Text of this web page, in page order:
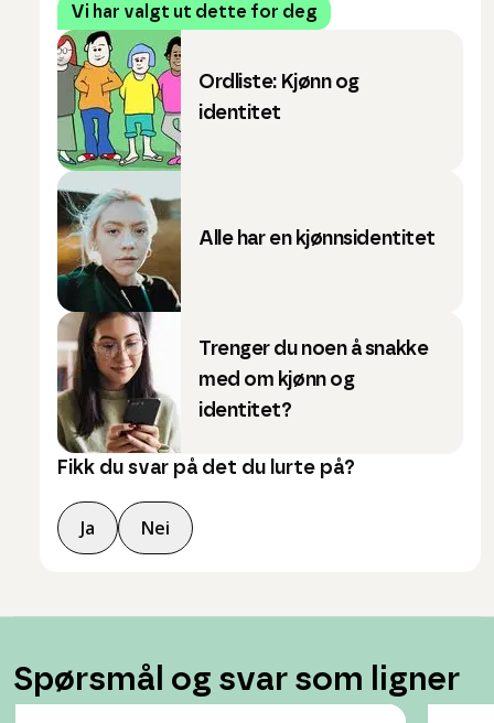
Vi har valgt ut dette for deg
Ordliste: Kjønn og
identitet
Alle har en kjønnsidentitet
Trenger du noen å snakke
med om kjønn og
identitet?
Fikk du svar på det du lurte på?
Ja Nei
Spørsmål og svar som ligner